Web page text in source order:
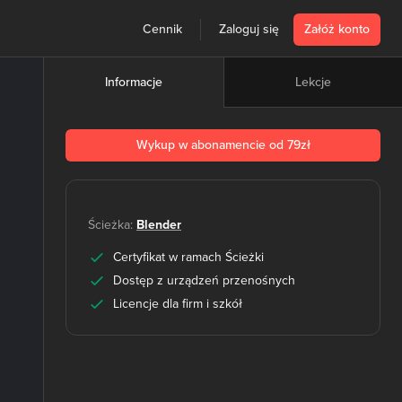
Cennik Zaloguj się Załóż konto
Informacje Lekcje
Wykup w abonamencie od 79zł
Ścieżka: Blender
Certyfikat w ramach Ścieżki
Dostęp z urządzeń przenośnych
Licencje dla firm i szkół